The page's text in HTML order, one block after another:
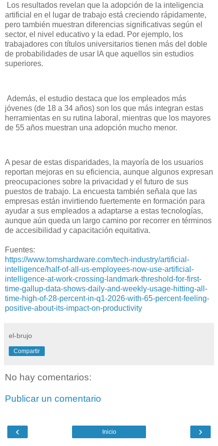
Los resultados revelan que la adopción de la inteligencia
artificial en el lugar de trabajo está creciendo rápidamente,
pero también muestran diferencias significativas según el
sector, el nivel educativo y la edad. Por ejemplo, los
trabajadores con títulos universitarios tienen más del doble
de probabilidades de usar IA que aquellos sin estudios
superiores.
Además, el estudio destaca que los empleados más
jóvenes (de 18 a 34 años) son los que más integran estas
herramientas en su rutina laboral, mientras que los mayores
de 55 años muestran una adopción mucho menor.
A pesar de estas disparidades, la mayoría de los usuarios
reportan mejoras en su eficiencia, aunque algunos expresan
preocupaciones sobre la privacidad y el futuro de sus
puestos de trabajo. La encuesta también señala que las
empresas están invirtiendo fuertemente en formación para
ayudar a sus empleados a adaptarse a estas tecnologías,
aunque aún queda un largo camino por recorrer en términos
de accesibilidad y capacitación equitativa.
Fuentes:
https://www.tomshardware.com/tech-industry/artificial-
intelligence/half-of-all-us-employees-now-use-artificial-
intelligence-at-work-crossing-landmark-threshold-for-first-
time-gallup-data-shows-daily-and-weekly-usage-hitting-all-
time-high-of-28-percent-in-q1-2026-with-65-percent-feeling-
positive-about-its-impact-on-productivity
el-brujo
Compartir
No hay comentarios:
Publicar un comentario
‹ ›
Inicio